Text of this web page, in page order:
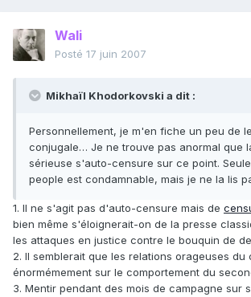
Wali
Posté 17 juin 2007
Mikhaïl Khodorkovski a dit :
Personnellement, je m'en fiche un peu de
conjugale… Je ne trouve pas anormal que
sérieuse s'auto-censure sur ce point.
people est condamnable, mais je ne la lis
1. Il ne s'agit pas d'auto-censure mais de
bien même s'éloignerait-on de la presse
les attaques en justice contre le bouquin de
2. Il semblerait que les relations orageuses du
énormémement sur le comportement du
3. Mentir pendant des mois de campagne sur